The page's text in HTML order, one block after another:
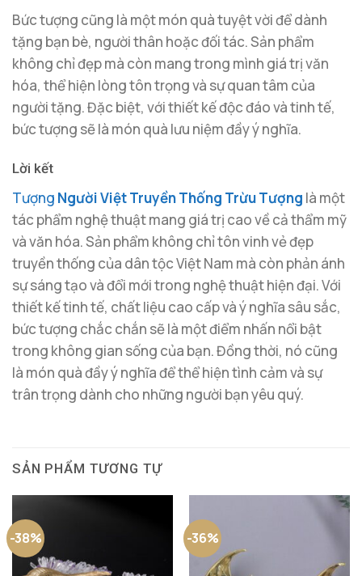
Bức tượng cũng là một món quà tuyệt vời để dành
tặng bạn bè, người thân hoặc đối tác. Sản phẩm
không chỉ đẹp mà còn mang trong mình giá trị văn
hóa, thể hiện lòng tôn trọng và sự quan tâm của
người tặng. Đặc biệt, với thiết kế độc đáo và tinh tế,
bức tượng sẽ là món quà lưu niệm đầy ý nghĩa.
Lời kết
Tượng Người Việt Truyền Thống Trừu Tượng là một
tác phẩm nghệ thuật mang giá trị cao về cả thẩm mỹ
và văn hóa. Sản phẩm không chỉ tôn vinh vẻ đẹp
truyền thống của dân tộc Việt Nam mà còn phản ánh
sự sáng tạo và đổi mới trong nghệ thuật hiện đại. Với
thiết kế tinh tế, chất liệu cao cấp và ý nghĩa sâu sắc,
bức tượng chắc chắn sẽ là một điểm nhấn nổi bật
trong không gian sống của bạn. Đồng thời, nó cũng
là món quà đầy ý nghĩa để thể hiện tình cảm và sự
trân trọng dành cho những người bạn yêu quý.
SẢN PHẨM TƯƠNG TỰ
-38% -36%